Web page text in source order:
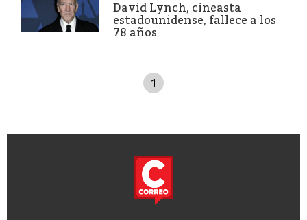
David Lynch, cineasta
estadounidense, fallece a los
78 años
1